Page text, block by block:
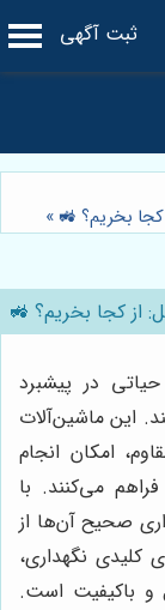
ثبت آگهی
کجا بخریم؟ 🚜 »
از کجا بخریم؟ 🚜
در پیشبرد
این ماشین‌آلات
امکان انجام
می‌کنند. با
صحیح آن‌ها از
کلیدی نگهداری،
باکیفیت است.